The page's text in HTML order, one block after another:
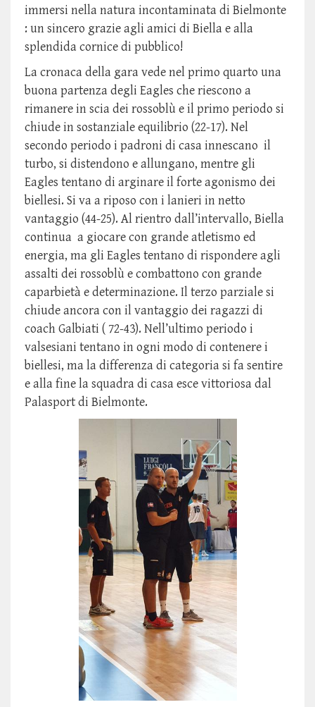
immersi nella natura incontaminata di Bielmonte
: un sincero grazie agli amici di Biella e alla
splendida cornice di pubblico!
La cronaca della gara vede nel primo quarto una
buona partenza degli Eagles che riescono a
rimanere in scia dei rossoblù e il primo periodo si
chiude in sostanziale equilibrio (22-17). Nel
secondo periodo i padroni di casa innescano il
turbo, si distendono e allungano, mentre gli
Eagles tentano di arginare il forte agonismo dei
biellesi. Si va a riposo con i lanieri in netto
vantaggio (44-25). Al rientro dall’intervallo, Biella
continua a giocare con grande atletismo ed
energia, ma gli Eagles tentano di rispondere agli
assalti dei rossoblù e combattono con grande
caparbietà e determinazione. Il terzo parziale si
chiude ancora con il vantaggio dei ragazzi di
coach Galbiati ( 72-43). Nell’ultimo periodo i
valsesiani tentano in ogni modo di contenere i
biellesi, ma la differenza di categoria si fa sentire
e alla fine la squadra di casa esce vittoriosa dal
Palasport di Bielmonte.